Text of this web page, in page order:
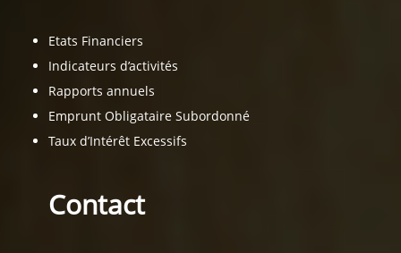
Etats Financiers
Indicateurs d’activités
Rapports annuels
Emprunt Obligataire Subordonné
Taux d’Intérêt Excessifs
Contact